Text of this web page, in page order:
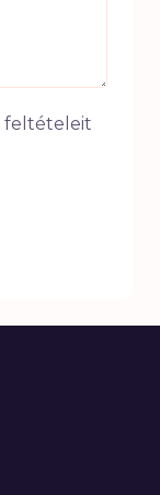
feltételeit